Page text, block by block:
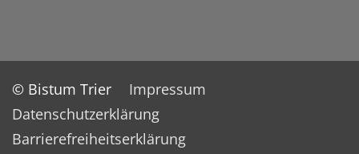
© Bistum Trier
Impressum
Datenschutzerklärung
Barrierefreiheitserklärung